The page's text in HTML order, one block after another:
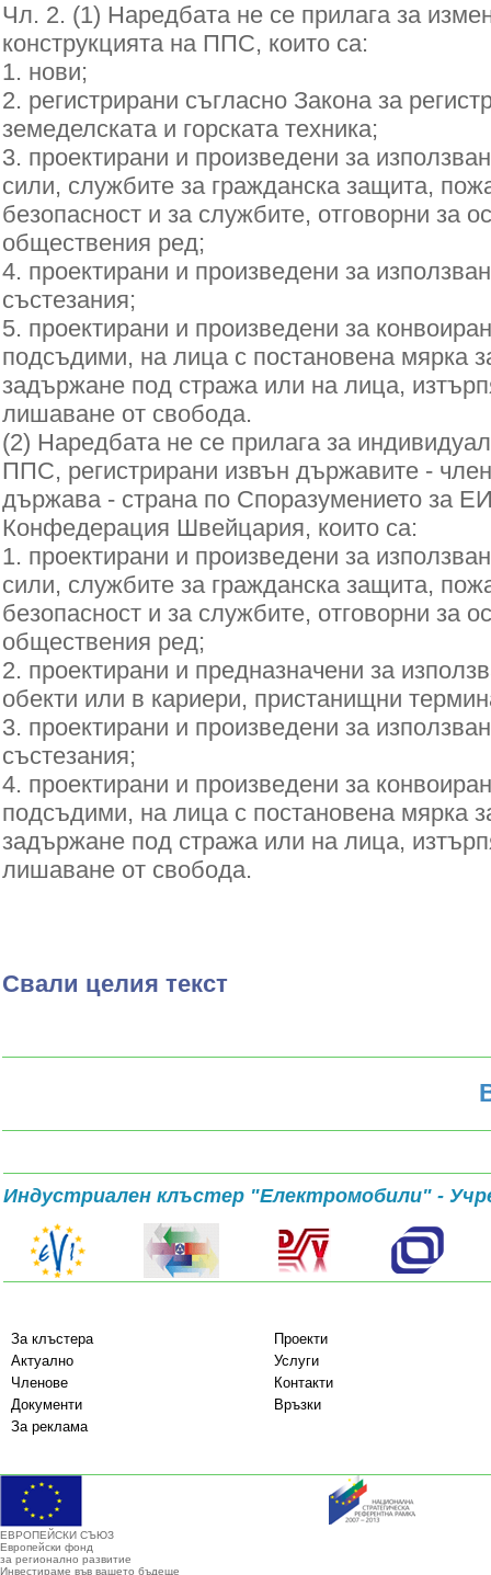
Чл. 2. (1) Наредбата не се прилага за
конструкцията на ППС, които са:
1. нови;
2. регистрирани съгласно Закона за
земеделската и горската техника;
3. проектирани и произведени за
сили, службите за гражданска защита,
безопасност и за службите, отговорни за
обществения ред;
4. проектирани и произведени за
състезания;
5. проектирани и произведени за
подсъдими, на лица с постановена мярка
задържане под стража или на лица,
лишаване от свобода.
(2) Наредбата не се прилага за
ППС, регистрирани извън държавите -
държава - страна по Споразумението за
Конфедерация Швейцария, които са:
1. проектирани и произведени за
сили, службите за гражданска защита,
безопасност и за службите, отговорни за
обществения ред;
2. проектирани и предназначени за
обекти или в кариери, пристанищни
3. проектирани и произведени за
състезания;
4. проектирани и произведени за
подсъдими, на лица с постановена мярка
задържане под стража или на лица,
лишаване от свобода.
Свали целия текст
Индустриален клъстер "Електромобили" -
За клъстера
Проекти
Актуално
Услуги
Членове
Контакти
Документи
Връзки
За реклама
ЕВРОПЕЙСКИ СЪЮЗ
Европейски фонд
за регионално развитие
Инвестираме във вашето бъдеще